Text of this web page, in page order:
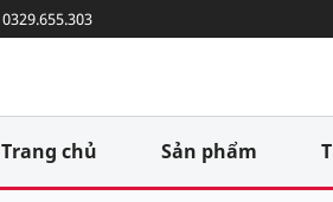
0329.655.303
Trang chủ Sản phẩm